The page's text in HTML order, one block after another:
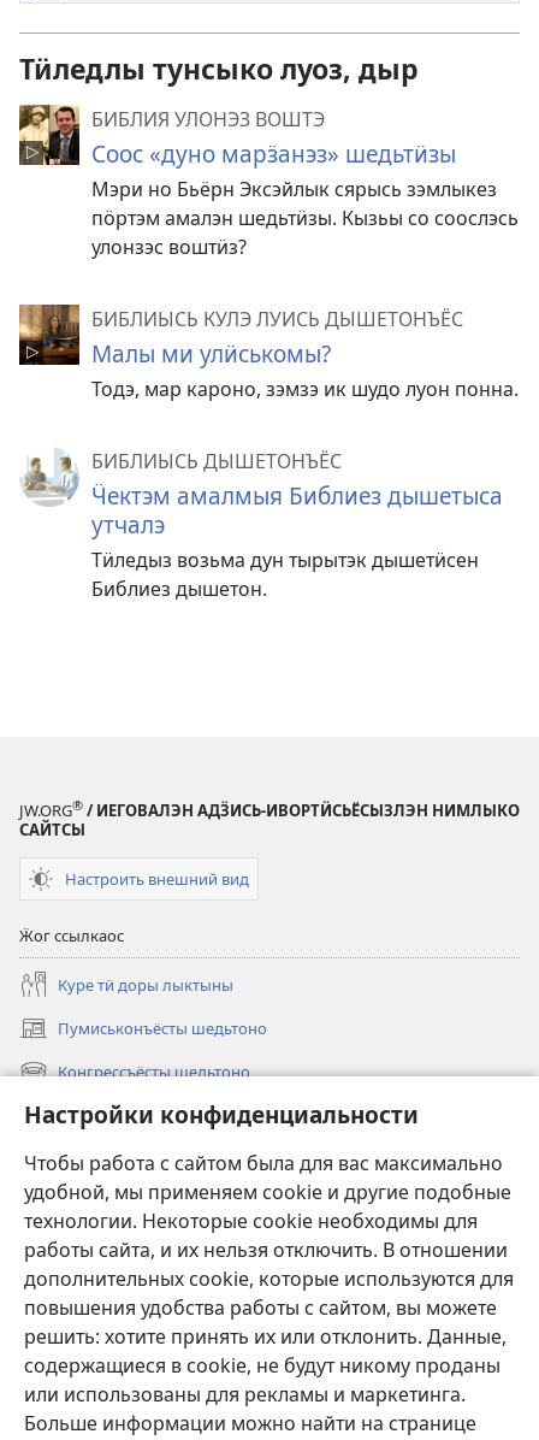
Настройки конфиденциальности
Чтобы работа с сайтом была для вас максимально
удобной, мы применяем cookie и другие подобные
технологии. Некоторые cookie необходимы для
работы сайта, и их нельзя отключить. В отношении
дополнительных cookie, которые используются для
повышения удобства работы с сайтом, вы можете
решить: хотите принять их или отклонить. Данные,
содержащиеся в cookie, не будут никому проданы
или использованы для рекламы и маркетинга.
Больше информации можно найти на странице
Тӥледлы тунсыко луоз, дыр
БИБЛИЯ УЛОНЭЗ ВОШТЭ
Соос «дуно марӟанэз» шедьтӥзы
Мэри но Бьёрн Эксэйлык сярысь зэмлыкез
пӧртэм амалэн шедьтӥзы. Кызьы со соослэсь
улонзэс воштӥз?
БИБЛИЫСЬ КУЛЭ ЛУИСЬ ДЫШЕТОНЪЁС
Малы ми улӥськомы?
Тодэ, мар кароно, зэмзэ ик шудо луон понна.
БИБЛИЫСЬ ДЫШЕТОНЪЁС
Ӵектэм амалмыя Библиез дышетыса
утчалэ
Тӥледыз возьма дун тырытэк дышетӥсен
Библиез дышетон.
JW.ORG® / ИЕГОВАЛЭН АДӞИСЬ-ИВОРТӤСЬЁСЫЗЛЭН НИМЛЫКО
САЙТСЫ
Настроить внешний вид
Ӝог ссылкаос
Куре тӥ доры лыктыны
Пумиськонъёсты шедьтоно
(opens
new Конгрессъёсты шедьтоно
(opens
new
window)
Вылез
Видео
Утчано
Ас мылкыд каремъя коньдон сётыны
(opens
new
window)Возьмаськон башнялэн ОНЛАЙН-БИБЛИОТЕКАЕЗ™
(opens
new
window)JW Hub ®
(opens
new